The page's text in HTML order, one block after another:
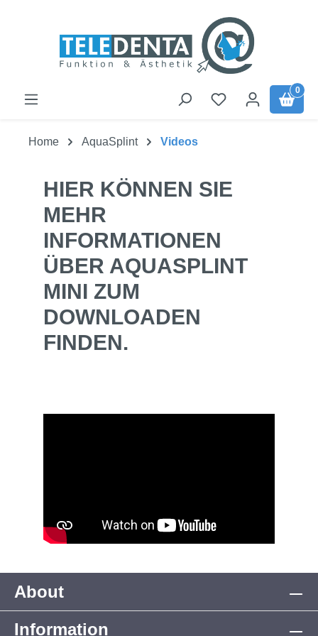
0
Home AquaSplint Videos
HIER KÖNNEN SIE
MEHR
INFORMATIONEN
ÜBER AQUASPLINT
MINI ZUM
DOWNLOADEN
FINDEN.
About
Information